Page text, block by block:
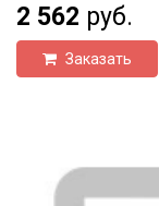
2 562 руб.
Заказать